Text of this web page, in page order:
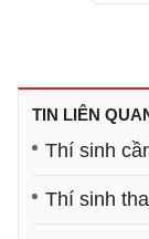
TIN LIÊN
Thí sinh
Thí sinh